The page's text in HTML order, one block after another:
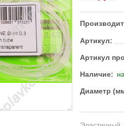
Артикул:
Артикул
Наличие:
Диаметр